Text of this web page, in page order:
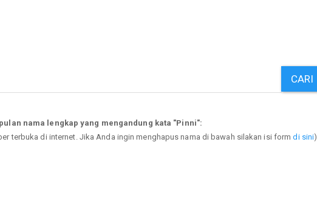
CARI
nama lengkap yang mengandung kata "Pinni":
terbuka di internet. Jika Anda ingin menghapus nama di bawah silakan isi formdi sini)